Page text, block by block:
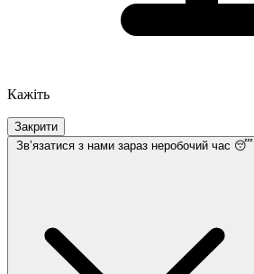
Кажіть
Закрити
Звʼязатися з нами зараз неробочий час 😴